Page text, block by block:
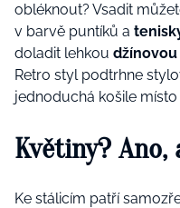
obléknout? Vsadit
v barvě puntíků a
doladit lehkou
Retro styl podtrhne
jednoduchá košile místo
Květiny?
Ke stálicím patří